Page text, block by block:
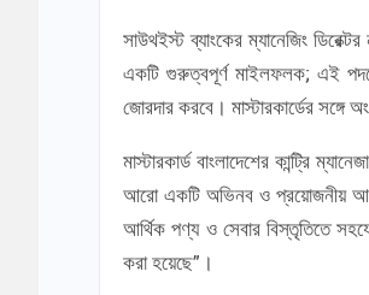
সাউথইস্ট ব্যাংকের ম্যানেজিং
একটি গুরুত্বপূর্ণ মাইলফলক; এই
জোরদার করবে। মাস্টারকার্ডের সঙ্গে
মাস্টারকার্ড বাংলাদেশের কান্ট্রি
আরো একটি অভিনব ও প্রয়োজনীয়
আর্থিক পণ্য ও সেবার বিস্তৃতিতে
করা হয়েছে”।